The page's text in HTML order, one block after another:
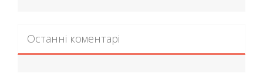
Останні коментарі